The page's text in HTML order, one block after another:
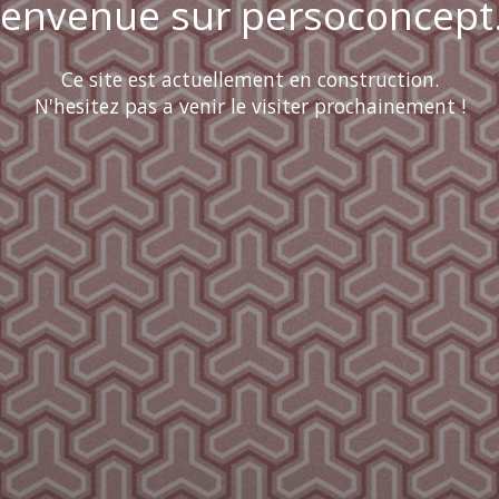
sur
Ce site est actuellement en construction.
N'hesitez pas a venir le visiter prochainement !